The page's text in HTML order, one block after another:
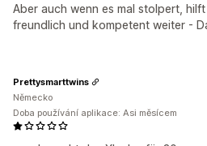
Aber auch wenn es mal stolpert,
freundlich und kompetent weiter -
Prettysmarttwins
Německo
Doba používání aplikace: Asi měsícem